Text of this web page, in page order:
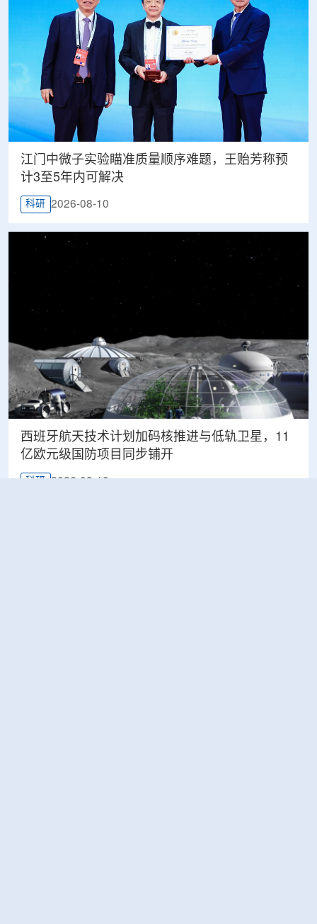
江门中微子实验瞄准质量顺序难题，王贻芳称预
计3至5年内可解决
科研 2026-08-10
西班牙航天技术计划加码核推进与低轨卫星，11
亿欧元级国防项目同步铺开
科研 2026-08-10